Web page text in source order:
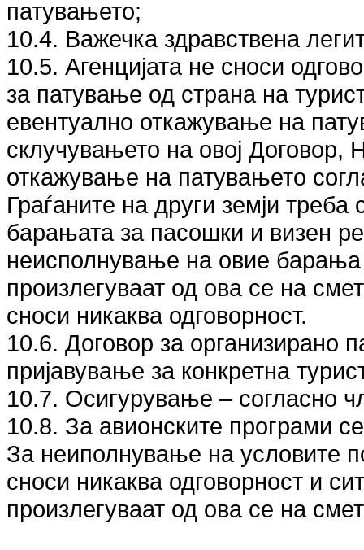
патувањето;
10.4. Важечка здравствена
10.5. Агенцијата не сноси
за патување од страна на
евентуално откажување на
склучувањето на овој
откажување на патувањето
Граѓаните на други земји
барањата за пасошки и визен
неисполнување на овие барања
произлегуваат од ова се на
сноси никаква одговорност.
10.6. Договор за организирано
пријавување за конкретна
10.7. Осигурување – согласно
10.8. За авионските програми
За неиполнување на условите
сноси никаква одговорност и
произлегуваат од ова се на